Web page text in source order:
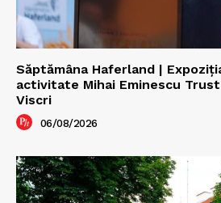
Săptămâna Haferland |
activitate Mihai Eminescu
Viscri
06/08/2026